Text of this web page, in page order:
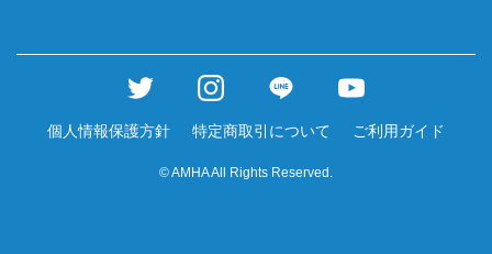
個人情報保護方針 特定商取引について ご利用ガイド
© AMHA All Rights Reserved.